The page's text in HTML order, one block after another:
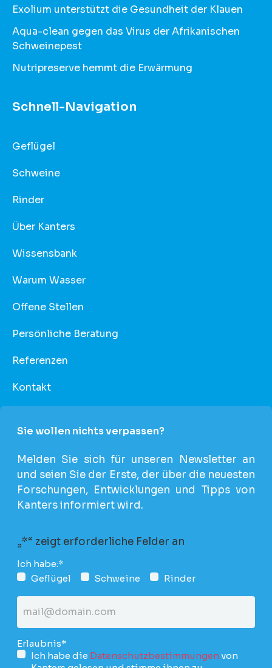
Exolium unterstützt die Gesundheit der Klauen
Aqua-clean gegen das Virus der Afrikanischen
Schweinepest
Nutripreserve hemmt die Erwärmung
Schnell-Navigation
Geflügel
Schweine
Rinder
Über Kanters
Wissensbank
Warum Wasser
Offene Stellen
Persönliche Beratung
Referenzen
Kontakt
Sie wollen nichts verpassen?
Melden Sie sich für unseren Newsletter an
und seien Sie der Erste, der über die neuesten
Forschungen, Entwicklungen und Tipps von
Kanters informiert wird.
„*“ zeigt erforderliche Felder an
Ich habe:*
Geflügel
Schweine
Rinder
E-
mail
Addresse*
Erlaubnis*
Ich habe die Datenschutzbestimmungen von